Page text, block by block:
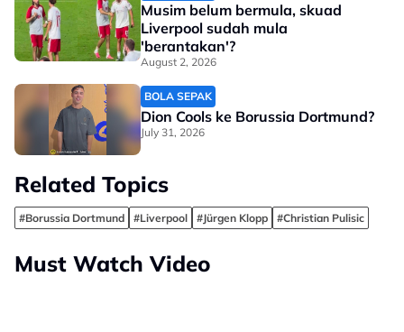
Musim belum bermula, skuad
Liverpool sudah mula
'berantakan'?
August 2, 2026
BOLA SEPAK
Dion Cools ke Borussia Dortmund?
July 31, 2026
Related Topics
#Borussia Dortmund #Liverpool #Jürgen Klopp #Christian Pulisic
Must Watch Video